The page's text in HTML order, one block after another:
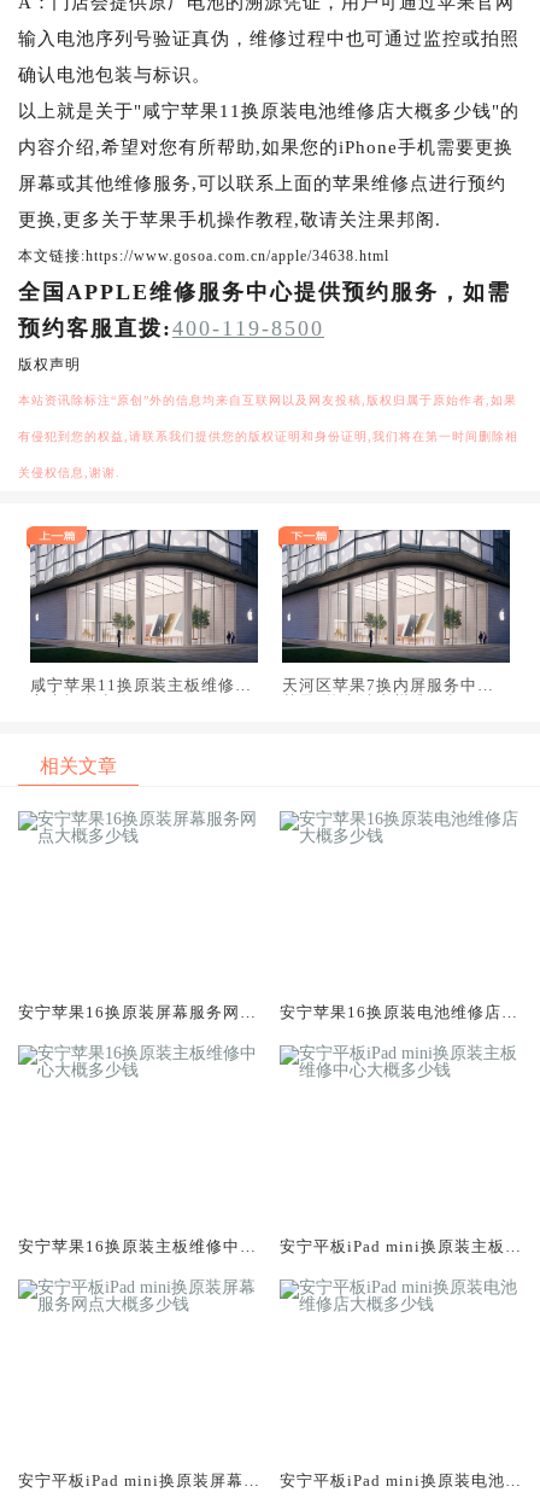
输入电池序列号验证真伪，维修过程中也可通过监控或拍照
确认电池包装与标识。
以上就是关于"咸宁苹果11换原装电池维修店大概多少钱"的
内容介绍,希望对您有所帮助,如果您的iPhone手机需要更换
屏幕或其他维修服务,可以联系上面的苹果维修点进行预约
更换,更多关于苹果手机操作教程,敬请关注果邦阁.
本文链接:https://www.gosoa.com.cn/apple/34638.html
全国APPLE维修服务中心提供预约服务，如需
预约客服直拨:400-119-8500
版权声明
本站资讯除标注“原创”外的信息均来自互联网以及网友投稿,版权归属于原始作者,如果
有侵犯到您的权益,请联系我们提供您的版权证明和身份证明,我们将在第一时间删除相
关侵权信息,谢谢.
咸宁苹果11换原装主板维修中
天河区苹果7换内屏服务中心,
相关文章
安宁苹果16换原装屏幕服务网点
安宁苹果16换原装电池维修店大
安宁苹果16换原装主板维修中心
安宁平板iPad mini换原装主板维
安宁平板iPad mini换原装屏幕服
安宁平板iPad mini换原装电池维